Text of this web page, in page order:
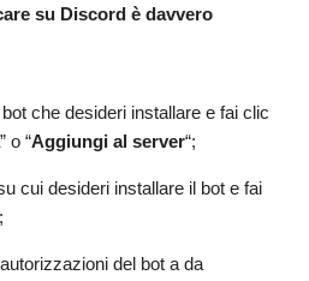
su Discord è davvero
che desideri installare e fai clic
” o “Aggiungi al server“;
cui desideri installare il bot e fai
del bot a da